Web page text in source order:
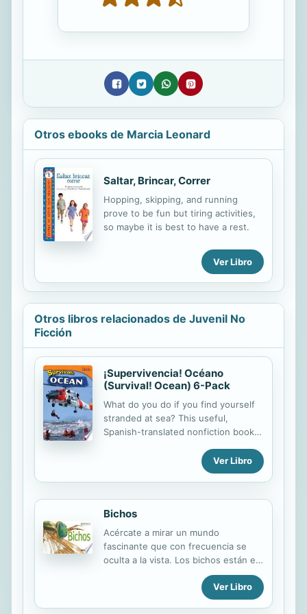
Otros ebooks de Marcia Leonard
Saltar, Brincar, Correr
Hopping, skipping, and running
prove to be fun but tiring activities,
so maybe it is best to have a rest.
Ver Libro
Otros libros relacionados de Juvenil No
Ficción
¡Supervivencia! Océano
(Survival! Ocean) 6-Pack
What do you do if you find yourself
stranded at sea? This useful,
Spanish-translated nonfiction book
need in order to survive at sea. With
essential tips and instructions,
bibliography, and a list of other
useful websites, readers will learn
everything they need in order to
survive--from the dangers of
hypothermia, what to do if there's
useful survival skills. This 6-Pack
includes six copies of this title and a
lesson plan.
Ver Libro
Bichos
Acércate a mirar un mundo
fascinante que con frecuencia se
oculta a la vista. Los bichos están en
nuestro entorno, pero ¿qué
sabemos realmente sobre ellos? En
este libro se revela la vida secreta de
Ver Libro